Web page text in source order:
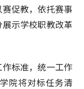
促教，依托赛事
示学校职教改革
标准，统一工作
院将对标任务清